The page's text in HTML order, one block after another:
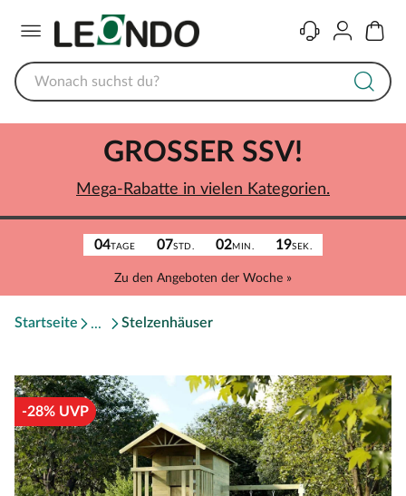
KontaktKonto
04TAGE 07STD. 02MIN. 19SEK.
Zu den Angeboten der Woche »
GROSSER SSV!
Mega-Rabatte in vielen Kategorien.
Startseite Stelzenhäuser
-28% UVP